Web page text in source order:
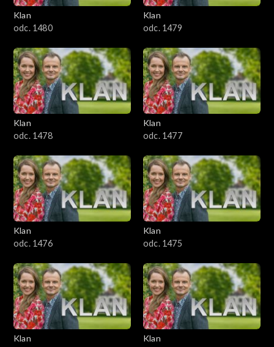
901–1000
801–900
701–800
601–700
501–600
401–500
301–400
201–300
101–200
1–100
Klan
odc. 1480
Klan
odc. 1479
Klan
odc. 1478
Klan
odc. 1477
Klan
odc. 1476
Klan
odc. 1475
Klan
Klan